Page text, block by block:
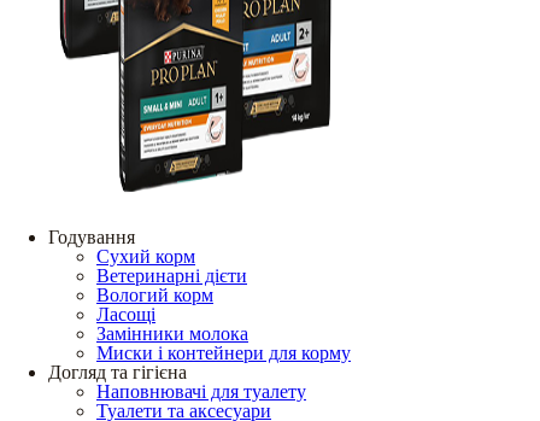
Годування
Сухий корм
Ветеринарні дієти
Вологий корм
Ласощі
Замінники молока
Миски і контейнери для корму
Догляд та гігієна
Наповнювачі для туалету
Туалети та аксесуари